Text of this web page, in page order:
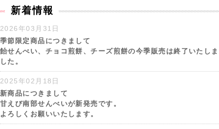
新着情報
2026年03月31日
季節限定商品につきまして
飴せんべい、チョコ煎餅、チーズ煎餅の今季販売は終了いたしま
した。
2025年02月18日
新商品につきまして
甘えび南部せんべいが新発売です。
よろしくお願いいたします。